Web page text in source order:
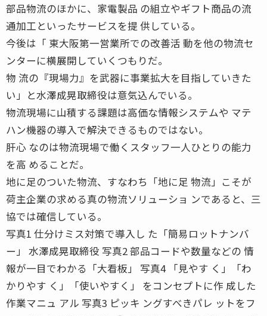
部品物流のほかに、家電製品 の組立やギフト商品の流
通加工といったサービスを提 供している。
今後は「 東大阪第一営業所での改善活 動を他の物流セ
ンターに横展開していくつもりだ。
物 流の『現場力』を武器に事業拡大を目指していきた
い」と水澤成晃取締役は意気込んでいる。
物流現場に山積する課題は高価な情報システムや マテ
ハン機器の導入で解決できるものではない。
肝心 なのは物流現場で働くスタッフ一人ひとりの能力
を高 めることだ。
地に足のついた物流、すなわち「地に足 物流」こそが
荷主企業の求める真の物流ソリューショ ンであると、三
協では確信している。
写真1 仕分けミス対策で導入し た「簡易ロットナンバ
ー」 水澤成晃取締役 写真2 部品コードや数量などの 情
報が一目でわかる「大看板」 写真4 「見やす く」「わ
かりやす く」「使いやすく」 をコンセプトに作 成した
作業マニュ アル 写真3 ピッキ ングすべきパレ ットをフ